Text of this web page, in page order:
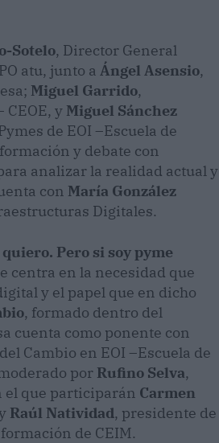
Sotelo, Director General
atu, junto a Ángel Asensio,
Miguel Garrido,
y Miguel Sánchez
de EOI –Escuela de
y debate con
analizar la realidad actual y
con María González
Digitales.
Pero si soy pyme
centra en la necesidad que
y el papel que en dicho
, formado dentro del
cuenta como ponente con
Cambio en EOI –Escuela de
por Rufino Selva,
el que participarán Carmen
Raúl Natividad, presidente de
de CEIM.